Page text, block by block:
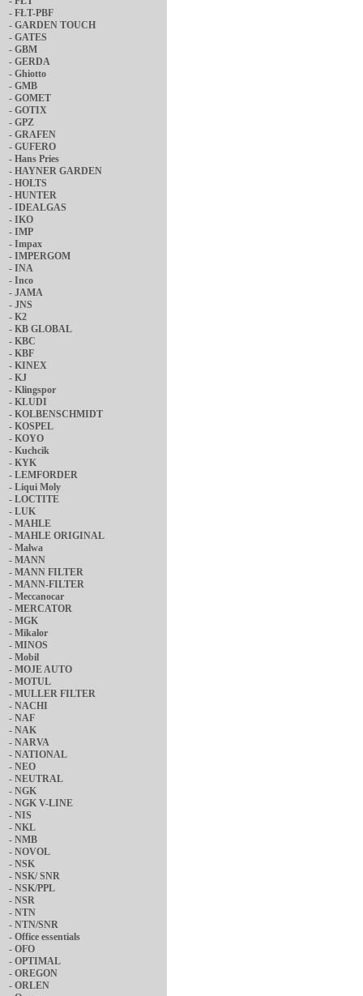
- FŁT-PBF
- GARDEN TOUCH
- GATES
- GBM
- GERDA
- Ghiotto
- GMB
- GOMET
- GOTIX
- GPZ
- GRAFEN
- GUFERO
- Hans Pries
- HAYNER GARDEN
- HOLTS
- HUNTER
- IDEALGAS
- IKO
- IMP
- Impax
- IMPERGOM
- INA
- Inco
- JAMA
- JNS
- K2
- KB GLOBAL
- KBC
- KBF
- KINEX
- KJ
- Klingspor
- KLUDI
- KOLBENSCHMIDT
- KOSPEL
- KOYO
- Kuchcik
- KYK
- LEMFORDER
- Liqui Moly
- LOCTITE
- LUK
- MAHLE
- MAHLE ORIGINAL
- Malwa
- MANN
- MANN FILTER
- MANN-FILTER
- Meccanocar
- MERCATOR
- MGK
- Mikalor
- MINOS
- Mobil
- MOJE AUTO
- MOTUL
- MULLER FILTER
- NACHI
- NAF
- NAK
- NARVA
- NATIONAL
- NEO
- NEUTRAL
- NGK
- NGK V-LINE
- NIS
- NKL
- NMB
- NOVOL
- NSK
- NSK/ SNR
- NSK/PPL
- NSR
- NTN
- NTN/SNR
- Office essentials
- OFO
- OPTIMAL
- OREGON
- ORLEN